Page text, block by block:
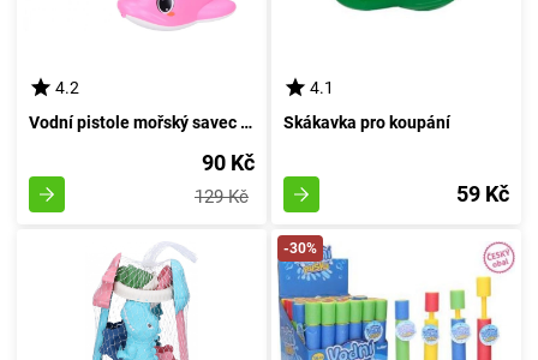
4.2
Vodní pistole mořský savec 20 cm
90 Kč
129 Kč
4.1
Skákavka pro koupání
59 Kč
-30%